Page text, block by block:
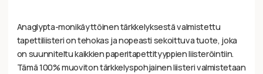
Anaglypta-monikäyttöinen tärkkelyksestä valmistettu
tapettiliisteri on tehokas ja nopeasti sekoittuva tuote, joka
on suunniteltu kaikkien paperitapettityyppien liisteröintiin.
Tämä 100% muoviton tärkkelyspohjainen liisteri valmistetaan